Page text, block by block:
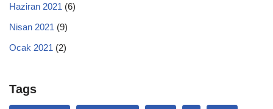
Haziran 2021 (6)
Nisan 2021 (9)
Ocak 2021 (2)
Tags